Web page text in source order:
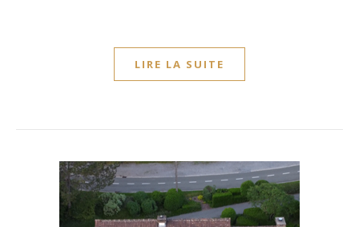
LIRE LA SUITE